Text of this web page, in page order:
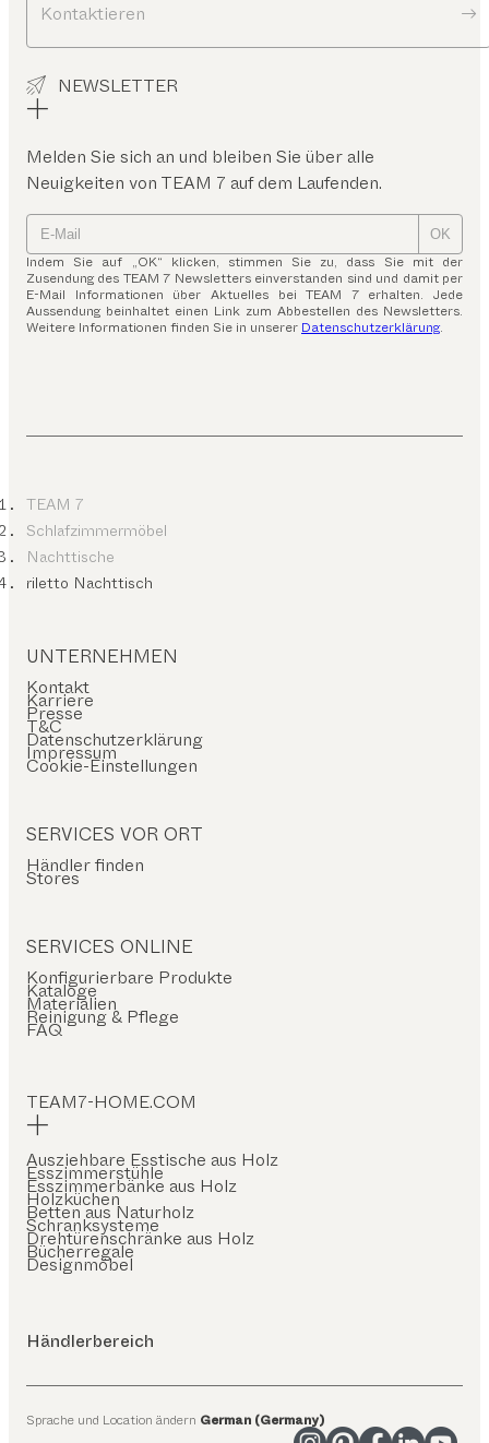
Kontaktieren
NEWSLETTER
Melden Sie sich an und bleiben Sie über alle
Neuigkeiten von TEAM 7 auf dem Laufenden.
OK
Indem Sie auf „OK“ klicken, stimmen Sie zu, dass Sie mit der
Zusendung des TEAM 7 Newsletters einverstanden sind und damit per
E-Mail Informationen über Aktuelles bei TEAM 7 erhalten. Jede
Aussendung beinhaltet einen Link zum Abbestellen des Newsletters.
Weitere Informationen finden Sie in unserer Datenschutzerklärung.
TEAM 7
Schlafzimmermöbel
Nachttische
riletto Nachttisch
UNTERNEHMEN
Kontakt
Karriere
Presse
T&C
Datenschutzerklärung
Impressum
Cookie-Einstellungen
SERVICES VOR ORT
Händler finden
Stores
SERVICES ONLINE
Konfigurierbare Produkte
Kataloge
Materialien
Reinigung & Pflege
FAQ
TEAM7-HOME.COM
Ausziehbare Esstische aus Holz
Esszimmerstühle
Esszimmerbänke aus Holz
Holzküchen
Betten aus Naturholz
Schranksysteme
Drehtürenschränke aus Holz
Bücherregale
Designmöbel
Händlerbereich
Sprache und Location ändern German (Germany)